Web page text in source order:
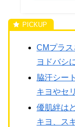
CMプラ
ヨドバシ
脇汗シー
キヨやセ
優肌絆は
キヨ、ス